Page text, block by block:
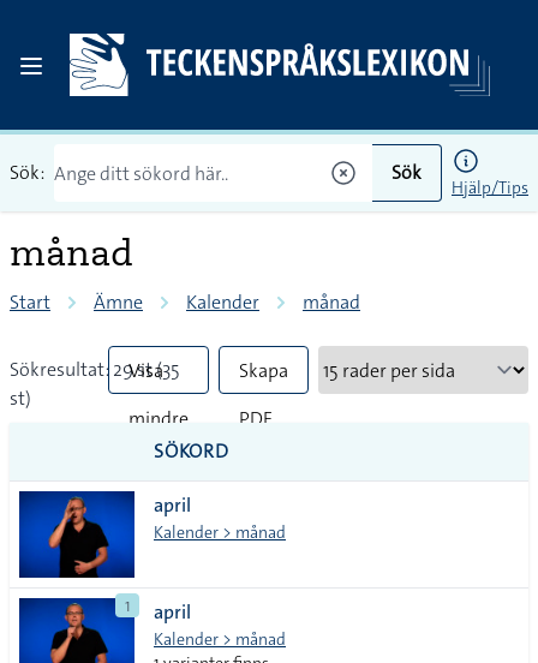
Sök: Sök
Hjälp/Tips
månad
Start Ämne Kalender månad
Sökresultat: 29 st (35
st)
Visa
mindre
tecken
Skapa
PDF
SÖKORD
april
Kalender > månad
1 april
Kalender > månad